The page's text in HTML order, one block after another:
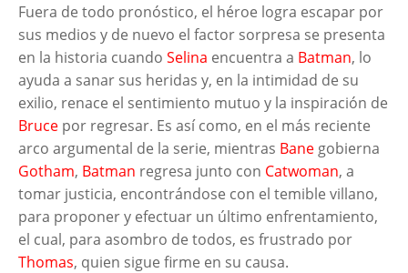
Fuera de todo pronóstico, el héroe logra escapar por
sus medios y de nuevo el factor sorpresa se presenta
en la historia cuando Selina encuentra a Batman, lo
ayuda a sanar sus heridas y, en la intimidad de su
exilio, renace el sentimiento mutuo y la inspiración de
Bruce por regresar. Es así como, en el más reciente
arco argumental de la serie, mientras Bane gobierna
Gotham, Batman regresa junto con Catwoman, a
tomar justicia, encontrándose con el temible villano,
para proponer y efectuar un último enfrentamiento,
el cual, para asombro de todos, es frustrado por
Thomas, quien sigue firme en su causa.